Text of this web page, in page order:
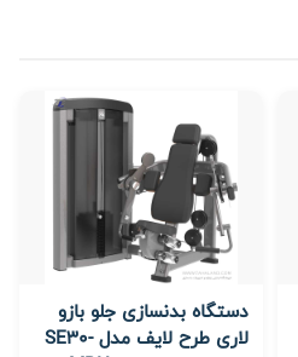
دستگاه بدنسازی جلو بازو
لاری طرح لایف مدل SE30-